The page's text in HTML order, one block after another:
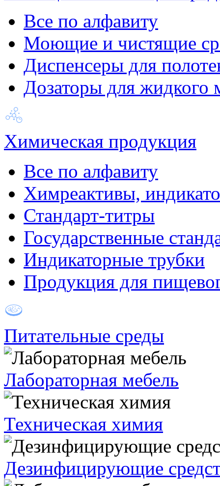
Все по алфавиту
Моющие и чистящие
Диспенсеры для
Дозаторы для жидкого
Химическая продукция
Все по алфавиту
Химреактивы,
Стандарт-титры
Государственные
Индикаторные трубки
Продукция для
Питательные среды
Лабораторная мебель
Техническая химия
Дезинфицирующие